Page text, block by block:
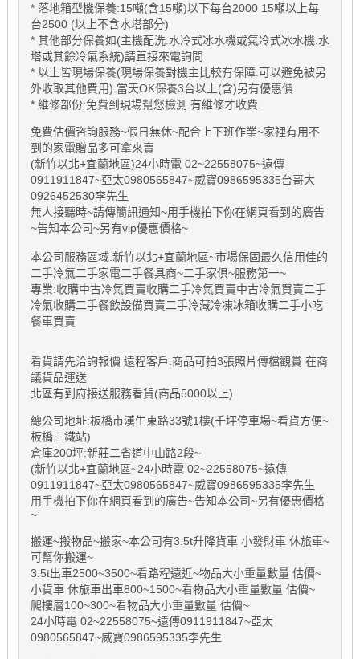
* 落地箱型機保養:15噸(含15噸)以下每台2000 15噸以上每
台2500 (以上不含水塔部分)
* 其他部分保養如(主機配洗.水冷式冰水機或氣冷式冰水機.水
塔或其餘冷氣系統)請直接來電詢問
* 以上皆現場保養(現場保養對機主比較有保障.可以避免被另
外收取其他費用).當天OK保養3台以上(含)另有優惠價.
* 維修部份:免費到現場幫您檢測.有維修才收費.
免費估價咨詢服務~假日無休~配合上下班作業~家裡有用不
到的家電贈品多可拿來賣
(新竹以北+宜蘭地區)24小時電 02~22558075~遠傳
0911911847~亞太0980565847~威寶0986595335台哥大
0926452530李先生
無人接聽時~請傳簡訊通知~用手機拍下你在網頁看到的廣告
~告知本公司~另有vip優惠價格~
本公司服務區域.新竹以北+宜蘭地區~市場保固最久信用佳的
二手冷氣二手家電二手餐具商~二手家俱~服務第一~
專業:收購中古冷氣買賣收購二手冷氣買賣中古冷氣買賣二手
冷氣收購二手餐飲設備買賣二手冷藏冷凍冰箱收購二手小吃
餐車買賣
看貨請先洽詢報價 遠程客戶:商品可拍3張照片傳檔觀賞 在商
議貨品運送
北區有到府接送服務看貨(商品5000以上)
總公司地址:板橋市漢生東路33號1樓(千坪停車場~看貨方便~
板橋三鐵站)
倉庫200坪:新莊二省道中山路2段~
(新竹以北+宜蘭地區~24小時電 02~22558075~遠傳
0911911847~亞太0980565847~威寶0986595335李先生
用手機拍下你在網頁看到的廣告~告知本公司~另有優惠價格
~
搬運~搬物品~搬家~本公司有3.5t升降貨車 小發財車 休旅車~
可幫你搬運~
3.5t出車2500~3500~看路程遠近~物品大小重量數量 估價~
小貨車 休旅車出車800~1500~看物品大小重量數量 估價~
爬樓層100~300~看物品大小重量數量 估價~
24小時電 02~22558075~遠傳0911911847~亞太
0980565847~威寶0986595335李先生